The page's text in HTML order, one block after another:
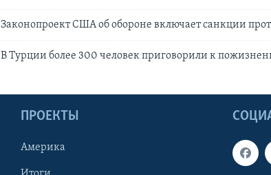
Законопроект США об обороне включает санкции
В Турции более 300 человек приговорили к
ПРОЕКТЫ
Америка